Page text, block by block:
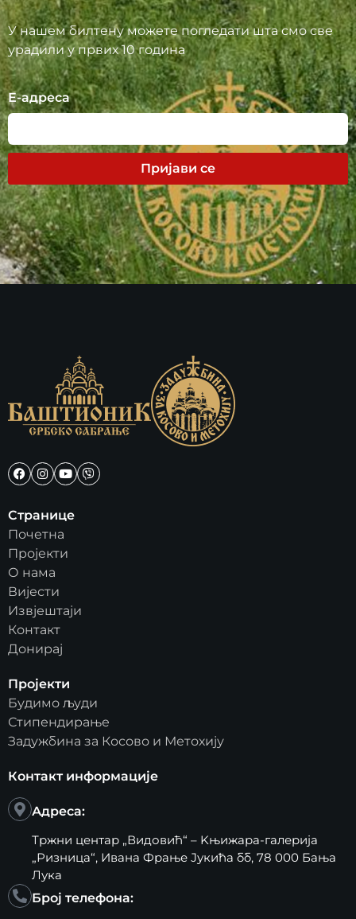
У нашем билтену можете погледати шта смо све
урадили у првих 10 година
Е-адреса
Пријави се
Странице
Почетна
Пројекти
О нама
Вијести
Извјештаји
Контакт
Донирај
Пројекти
Будимо људи
Стипендирање
Задужбина за Косово и Метохију
Контакт информације
Адреса:
Тржни центар „Видовић“ – Kњижара-галерија
„Ризница“, Ивана Фрање Јукића бб, 78 000 Бања
Лука
Број телефона: